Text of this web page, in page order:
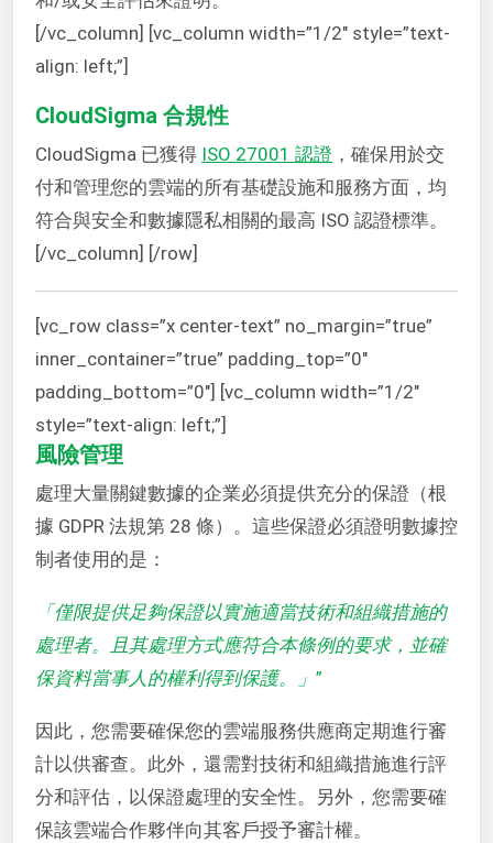
[/vc_column] [vc_column width=”1/2″ style=”text-
align: left;”]
CloudSigma 合規性
CloudSigma 已獲得 ISO 27001 認證 ，確保用於交
付和管理您的雲端的所有基礎設施和服務方面，均
符合與安全和數據隱私相關的最高 ISO 認證標準。
[/vc_column] [/row]
[vc_row class=”x center-text” no_margin=”true”
inner_container=”true” padding_top=”0″
padding_bottom=”0″] [vc_column width=”1/2″
style=”text-align: left;”]
風險管理
處理大量關鍵數據的企業必須提供充分的保證（根
據 GDPR 法規第 28 條）。這些保證必須證明數據控
制者使用的是：
「僅限提供足夠保證以實施適當技術和組織措施的
處理者。且其處理方式應符合本條例的要求，並確
保資料當事人的權利得到保護。」 ”
因此，您需要確保您的雲端服務供應商定期進行審
計以供審查。此外，還需對技術和組織措施進行評
分和評估，以保證處理的安全性。另外，您需要確
保該雲端合作夥伴向其客戶授予審計權。